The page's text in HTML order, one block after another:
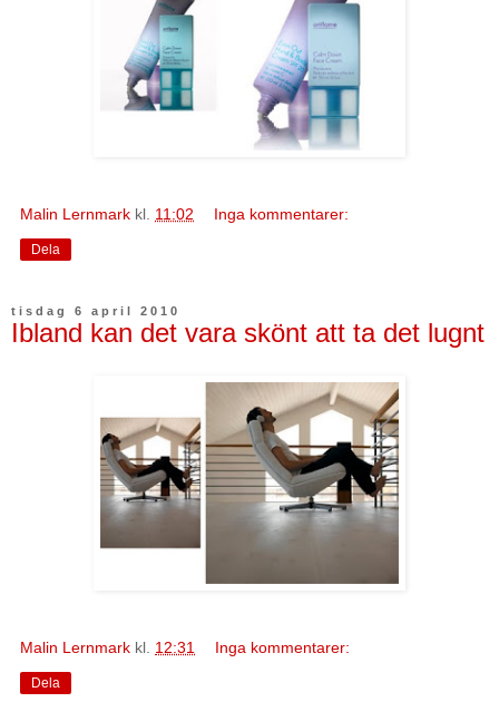
Malin Lernmark kl. 11:02 Inga kommentarer:
Dela
tisdag 6 april 2010
Ibland kan det vara skönt att ta det lugnt
Malin Lernmark kl. 12:31 Inga kommentarer:
Dela